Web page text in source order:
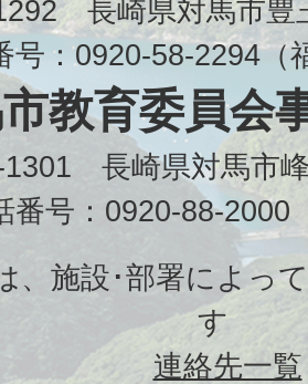
長崎県対馬市
号：0920-58-2294（
教育委員会
1301 長崎県対馬市
番号：0920-88-2000
、施設･部署によっ
す
連絡先一覧